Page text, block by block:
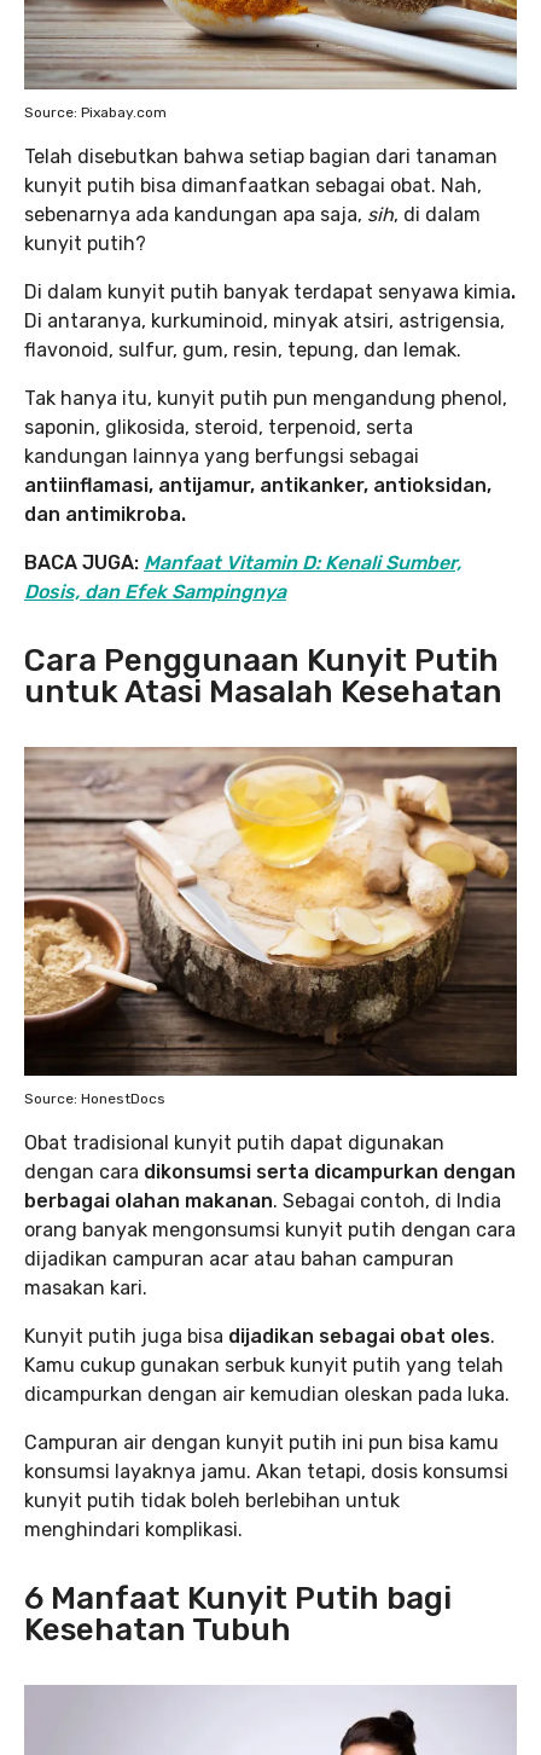
Source: Pixabay.com
Telah disebutkan bahwa setiap bagian dari tanaman
kunyit putih bisa dimanfaatkan sebagai obat. Nah,
sebenarnya ada kandungan apa saja, sih, di dalam
kunyit putih?
Di dalam kunyit putih banyak terdapat senyawa kimia.
Di antaranya, kurkuminoid, minyak atsiri, astrigensia,
flavonoid, sulfur, gum, resin, tepung, dan lemak.
Tak hanya itu, kunyit putih pun mengandung phenol,
saponin, glikosida, steroid, terpenoid, serta
kandungan lainnya yang berfungsi sebagai
antiinflamasi, antijamur, antikanker, antioksidan,
dan antimikroba.
BACA JUGA: Manfaat Vitamin D: Kenali Sumber,
Dosis, dan Efek Sampingnya
Cara Penggunaan Kunyit Putih
untuk Atasi Masalah Kesehatan
Source: HonestDocs
Obat tradisional kunyit putih dapat digunakan
dengan cara dikonsumsi serta dicampurkan dengan
berbagai olahan makanan. Sebagai contoh, di India
orang banyak mengonsumsi kunyit putih dengan cara
dijadikan campuran acar atau bahan campuran
masakan kari.
Kunyit putih juga bisa dijadikan sebagai obat oles.
Kamu cukup gunakan serbuk kunyit putih yang telah
dicampurkan dengan air kemudian oleskan pada luka.
Campuran air dengan kunyit putih ini pun bisa kamu
konsumsi layaknya jamu. Akan tetapi, dosis konsumsi
kunyit putih tidak boleh berlebihan untuk
menghindari komplikasi.
6 Manfaat Kunyit Putih bagi
Kesehatan Tubuh